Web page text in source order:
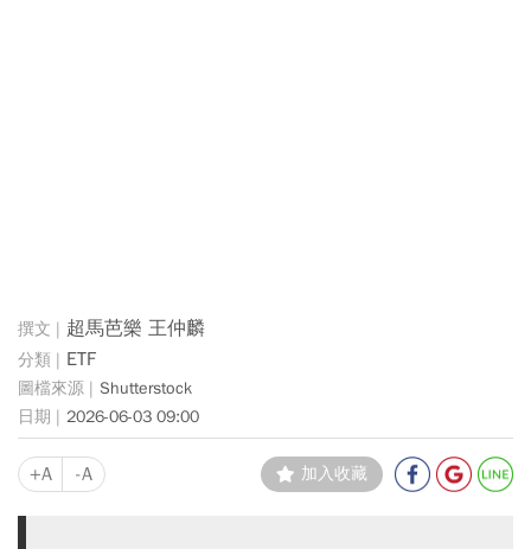
超馬芭樂 王仲麟
ETF
Shutterstock
2026-06-03 09:00
+A -A 加入收藏